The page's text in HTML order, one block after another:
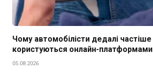
Чому автомобілісти дедалі частіше
користуються онлайн-платформами
05.08.2026